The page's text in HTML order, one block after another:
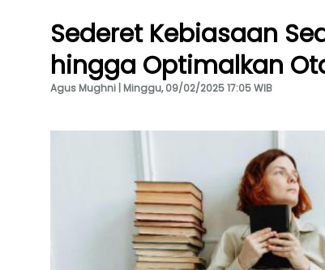
Sederet Kebiasaan
hingga Optimalkan
Agus Mughni | Minggu, 09/02/2025 17:05 WIB